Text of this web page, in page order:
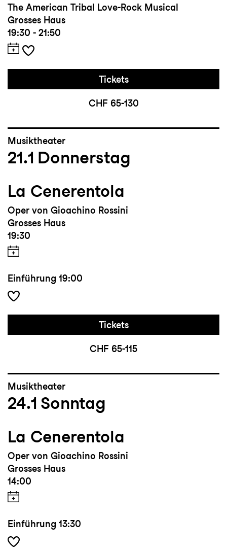
The American Tribal Love-Rock Musical
Grosses Haus
19:30 - 21:50
Tickets
CHF 65-130
Musiktheater
21.1 Donnerstag
La Cenerentola
Oper von Gioachino Rossini
Grosses Haus
19:30
Einführung 19:00
Tickets
CHF 65-115
Musiktheater
24.1 Sonntag
La Cenerentola
Oper von Gioachino Rossini
Grosses Haus
14:00
Einführung 13:30